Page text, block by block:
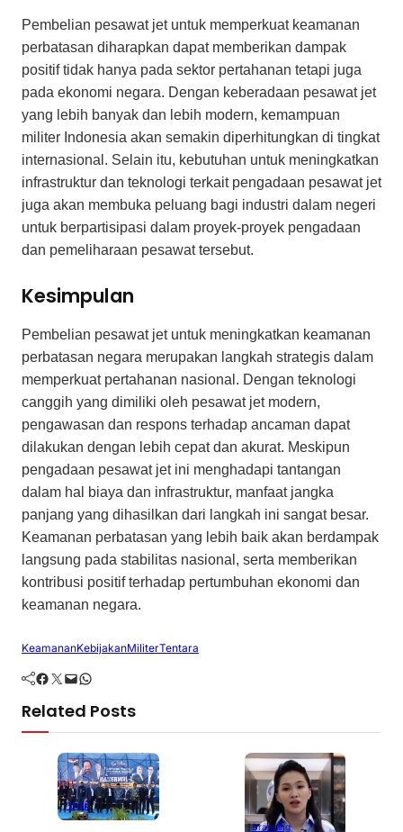
Pembelian pesawat jet untuk memperkuat keamanan
perbatasan diharapkan dapat memberikan dampak
positif tidak hanya pada sektor pertahanan tetapi juga
pada ekonomi negara. Dengan keberadaan pesawat jet
yang lebih banyak dan lebih modern, kemampuan
militer Indonesia akan semakin diperhitungkan di tingkat
internasional. Selain itu, kebutuhan untuk meningkatkan
infrastruktur dan teknologi terkait pengadaan pesawat jet
juga akan membuka peluang bagi industri dalam negeri
untuk berpartisipasi dalam proyek-proyek pengadaan
dan pemeliharaan pesawat tersebut.
Kesimpulan
Pembelian pesawat jet untuk meningkatkan keamanan
perbatasan negara merupakan langkah strategis dalam
memperkuat pertahanan nasional. Dengan teknologi
canggih yang dimiliki oleh pesawat jet modern,
pengawasan dan respons terhadap ancaman dapat
dilakukan dengan lebih cepat dan akurat. Meskipun
pengadaan pesawat jet ini menghadapi tantangan
dalam hal biaya dan infrastruktur, manfaat jangka
panjang yang dihasilkan dari langkah ini sangat besar.
Keamanan perbatasan yang lebih baik akan berdampak
langsung pada stabilitas nasional, serta memberikan
kontribusi positif terhadap pertumbuhan ekonomi dan
keamanan negara.
KeamananKebijakanMiliterTentara
Facebook Twitter Mail WhatsApp
Related Posts
Politik
Branding